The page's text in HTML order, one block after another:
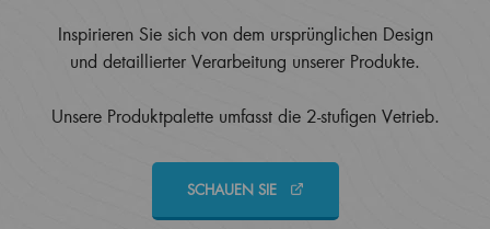
Inspirieren Sie sich von dem ursprünglichen Design
und detaillierter Verarbeitung unserer Produkte.
Unsere Produktpalette umfasst die 2-stufigen Vetrieb.
SCHAUEN SIE